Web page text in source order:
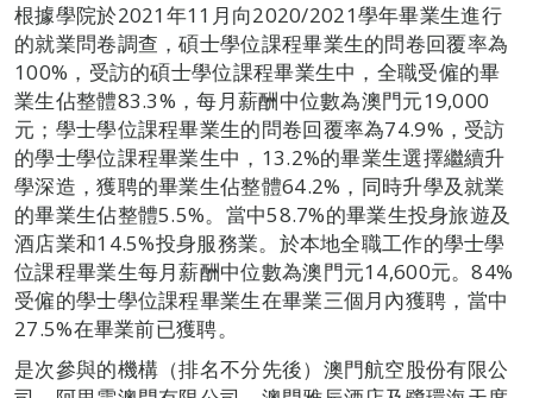
根據學院於2021年11月向2020/2021學年畢業生進行
的就業問卷調查，碩士學位課程畢業生的問卷回覆率為
100%，受訪的碩士學位課程畢業生中，全職受僱的畢
業生佔整體83.3%，每月薪酬中位數為澳門元19,000
元；學士學位課程畢業生的問卷回覆率為74.9%，受訪
的學士學位課程畢業生中，13.2%的畢業生選擇繼續升
學深造，獲聘的畢業生佔整體64.2%，同時升學及就業
的畢業生佔整體5.5%。當中58.7%的畢業生投身旅遊及
酒店業和14.5%投身服務業。於本地全職工作的學士學
位課程畢業生每月薪酬中位數為澳門元14,600元。84%
受僱的學士學位課程畢業生在畢業三個月內獲聘，當中
27.5%在畢業前已獲聘。
是次參與的機構（排名不分先後）澳門航空股份有限公